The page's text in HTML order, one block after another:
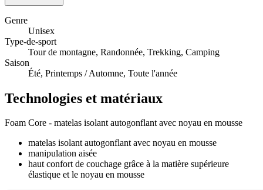
Genre
Unisex
Type-de-sport
Tour de montagne, Randonnée, Trekking, Camping
Saison
Été, Printemps / Automne, Toute l'année
Technologies et matériaux
Foam Core - matelas isolant autogonflant avec noyau en mousse
matelas isolant autogonflant avec noyau en mousse
manipulation aisée
haut confort de couchage grâce à la matière supérieure
élastique et le noyau en mousse